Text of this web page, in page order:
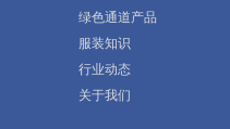
绿色通道产品
服装知识
行业动态
关于我们